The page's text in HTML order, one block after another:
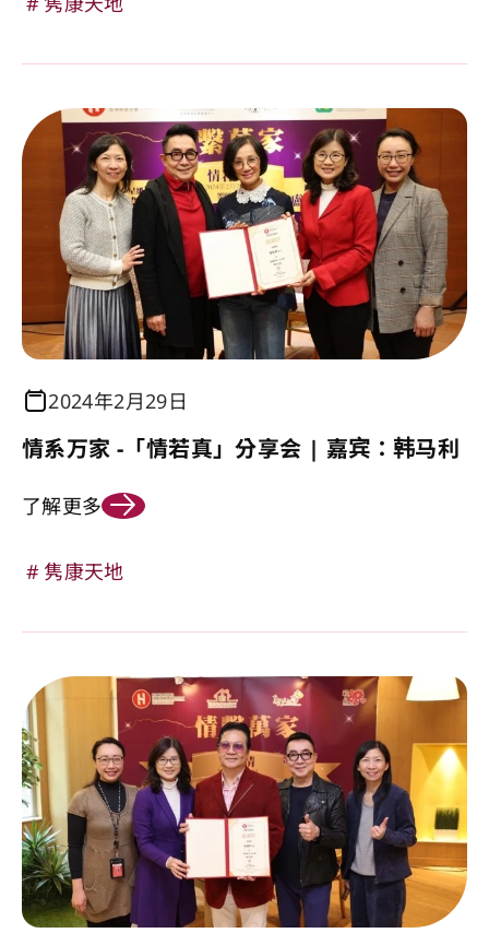
2024年2月29日
情系万家 -「情若真」分享会 | 嘉宾：韩马利
了解更多
隽康天地